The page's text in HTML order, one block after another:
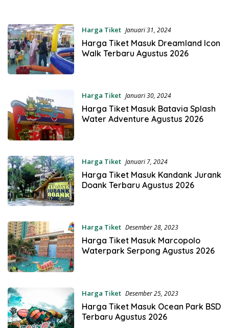
Harga Tiket Januari 31, 2024
Harga Tiket Masuk Dreamland Icon
Walk Terbaru Agustus 2026
Harga Tiket Januari 30, 2024
Harga Tiket Masuk Batavia Splash
Water Adventure Agustus 2026
Harga Tiket Januari 7, 2024
Harga Tiket Masuk Kandank Jurank
Doank Terbaru Agustus 2026
Harga Tiket Desember 28, 2023
Harga Tiket Masuk Marcopolo
Waterpark Serpong Agustus 2026
Harga Tiket Desember 25, 2023
Harga Tiket Masuk Ocean Park BSD
Terbaru Agustus 2026